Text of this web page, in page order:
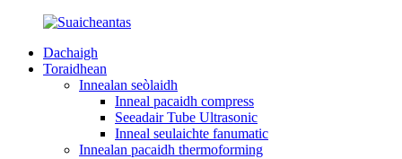
Dachaigh
Toraidhean
Innealan seòlaidh
Inneal pacaidh compress
Seeadair Tube Ultrasonic
Inneal seulaichte fanumatic
Innealan pacaidh thermoforming